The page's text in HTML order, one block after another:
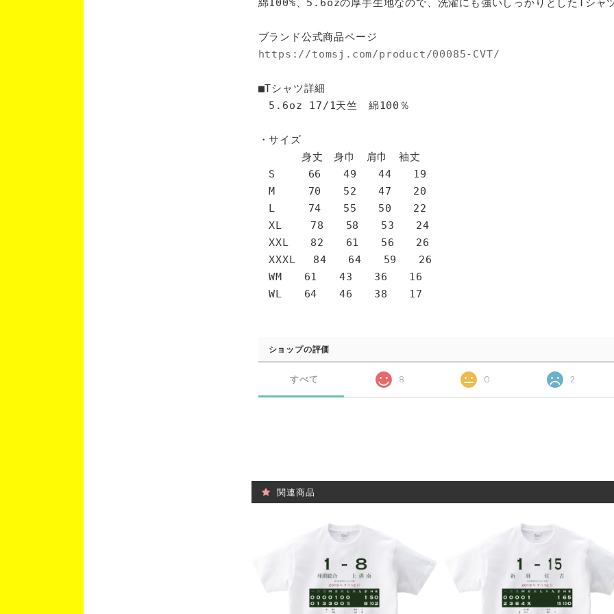
ブランド公式商品ページ
https://tomsj.com/product/00085-CVT/
■Tシャツ詳細
5.6oz 17/1天竺 綿100％
・サイズ
身丈 身巾 肩巾 袖丈
S 66 49 44 19
M 70 52 47 20
L 74 55 50 22
XL 78 58 53 24
XXL 82 61 56 26
XXXL 84 64 59 26
WM 61 43 36 16
WL 64 46 38 17
ショップの評価
すべて 8 0 2
関連商品